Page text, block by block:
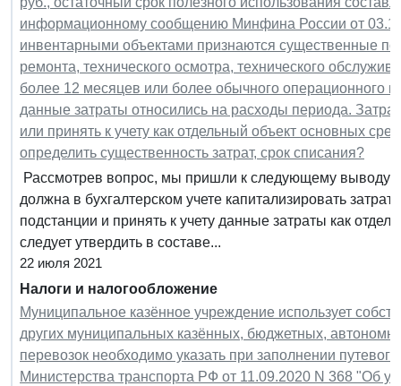
информационному сообщению Минфина России от
инвентарными объектами признаются существенные
ремонта, технического осмотра, технического
более 12 месяцев или более обычного операционного
данные затраты относились на расходы периода.
или принять к учету как отдельный объект основных
определить существенность затрат, срок списания?
Рассмотрев вопрос, мы пришли к следующему выводу:
должна в бухгалтерском учете капитализировать
подстанции и принять к учету данные затраты как
следует утвердить в составе...
22 июля 2021
Налоги и налогообложение
Муниципальное казённое учреждение использует
других муниципальных казённых, бюджетных,
перевозок необходимо указать при заполнении
Министерства транспорта РФ от 11.09.2020 N 368 "Об